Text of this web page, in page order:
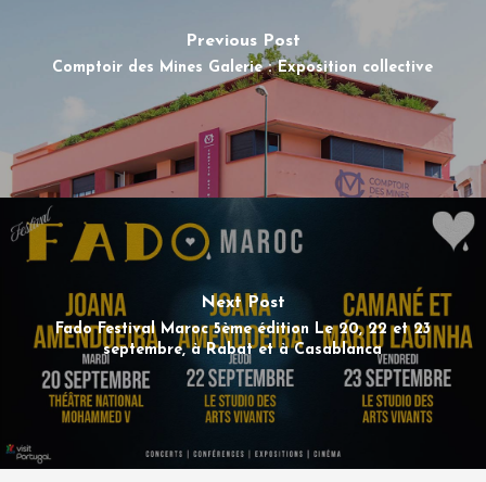
Previous Post
Comptoir des Mines Galerie : Exposition collective
Next Post
Fado Festival Maroc 5ème édition Le 20, 22 et 23
septembre, à Rabat et à Casablanca